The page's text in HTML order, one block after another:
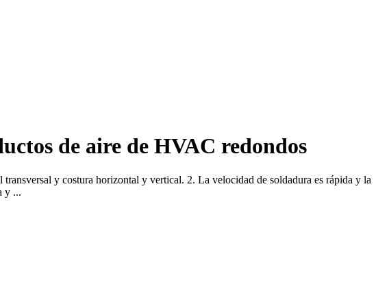
de aire de HVAC redondos
y costura horizontal y vertical. 2. La velocidad de soldadura es rápida y la
y ...